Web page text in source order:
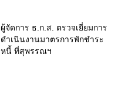
ผู้จัดการ ธ.ก.ส. ตรวจเยี่ยมการ
ดำเนินงานมาตรการพักชำระ
หนี้ ที่สุพรรณฯ